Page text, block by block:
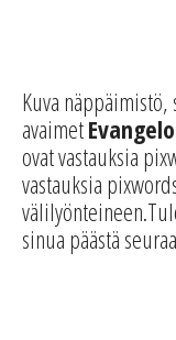
Kuva
avaimet
ovat vastauksia
vastauksia
sinua päästä